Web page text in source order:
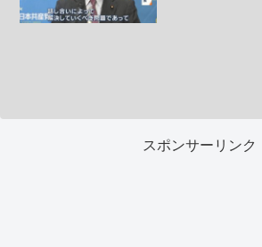
スポンサーリンク